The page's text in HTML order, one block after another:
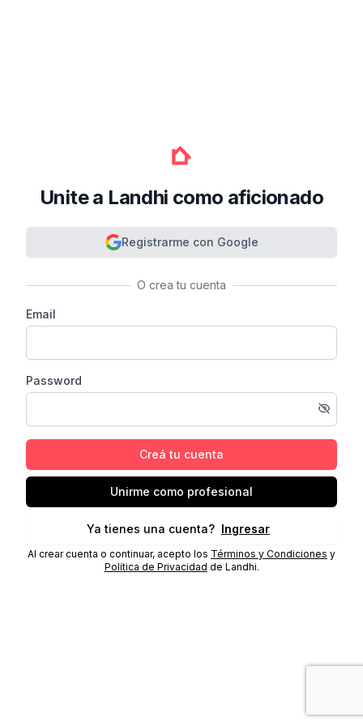
Unite a Landhi como aficionado
Registrarme con Google
O crea tu cuenta
Email
Password
Creá tu cuenta
Unirme como profesional
Ya tienes una cuenta? Ingresar
Al crear cuenta o continuar, acepto los Términos y Condiciones y
Política de Privacidad de Landhi.